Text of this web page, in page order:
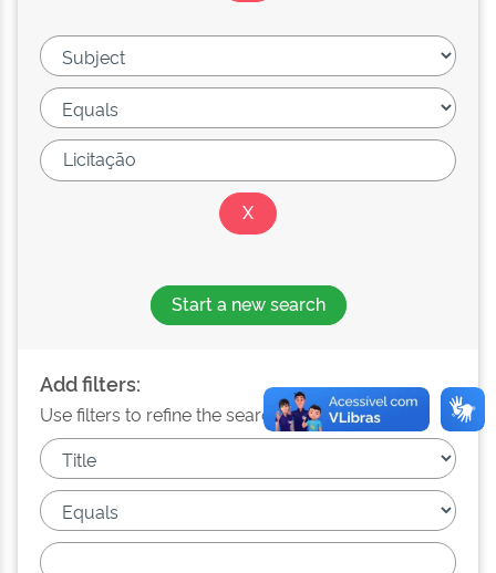
Start a new search
Add filters:
Use filters to refine the search results.